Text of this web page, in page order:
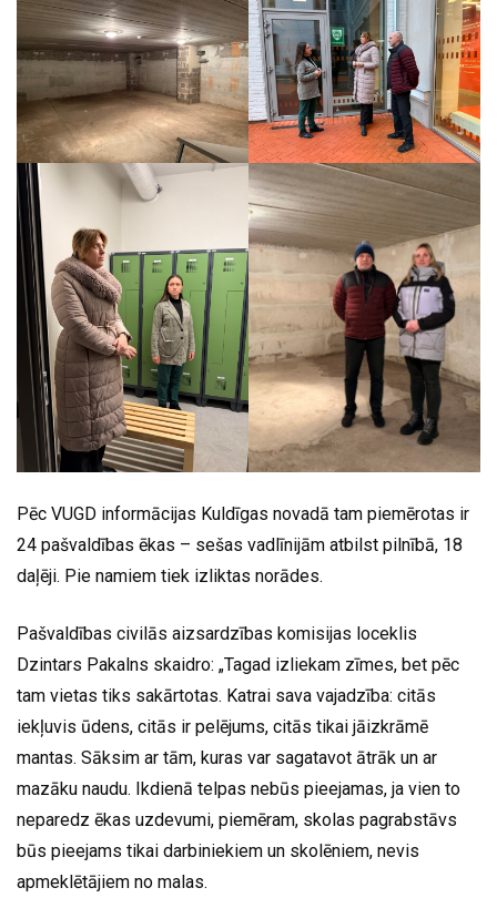
Pēc VUGD informācijas Kuldīgas novadā tam piemērotas ir
24 pašvaldības ēkas – sešas vadlīnijām atbilst pilnībā, 18
daļēji. Pie namiem tiek izliktas norādes.
Pašvaldības civilās aizsardzības komisijas loceklis
Dzintars Pakalns skaidro: „Tagad izliekam zīmes, bet pēc
tam vietas tiks sakārtotas. Katrai sava vajadzība: citās
iekļuvis ūdens, citās ir pelējums, citās tikai jāizkrāmē
mantas. Sāksim ar tām, kuras var sagatavot ātrāk un ar
mazāku naudu. Ikdienā telpas nebūs pieejamas, ja vien to
neparedz ēkas uzdevumi, piemēram, skolas pagrabstāvs
būs pieejams tikai darbiniekiem un skolēniem, nevis
apmeklētājiem no malas.